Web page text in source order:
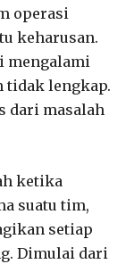
operasi
keharusan.
mengalami
tidak lengkap.
dari masalah
ketika
suatu tim,
setiap
Dimulai dari